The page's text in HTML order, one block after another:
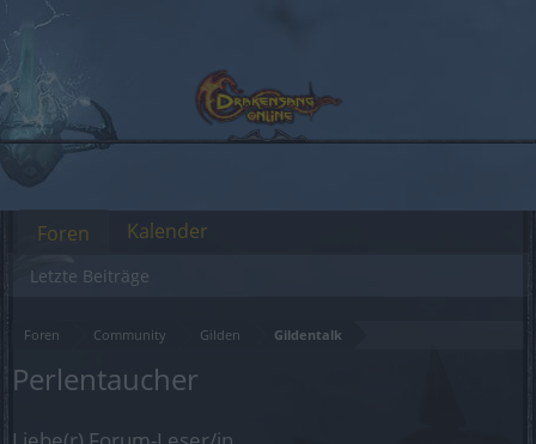
Foren Community Gilden Gildentalk
Perlentaucher
Foren
Letzte Beiträge
Kalender